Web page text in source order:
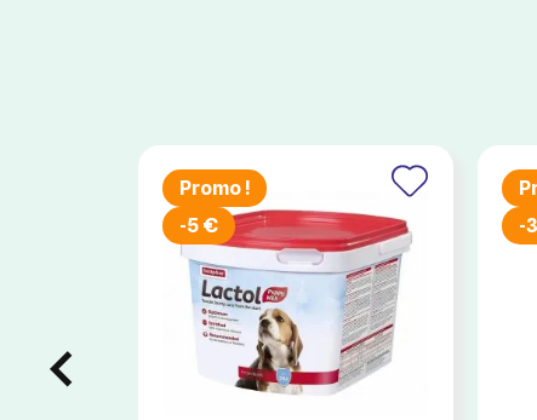
Promo !
-5 €
-